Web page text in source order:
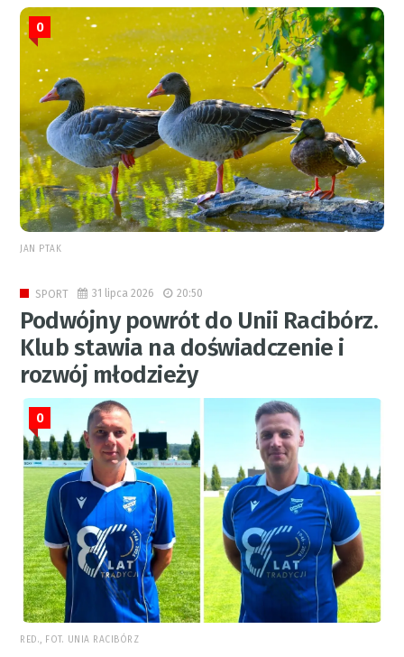
0
JAN PTAK
SPORT 31 lipca 2026 20:50
Podwójny powrót do Unii Racibórz.
Klub stawia na doświadczenie i
rozwój młodzieży
0
RED., FOT. UNIA RACIBÓRZ